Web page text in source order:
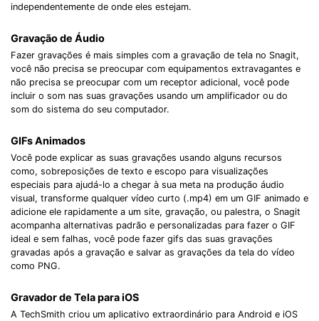
independentemente de onde eles estejam.
Gravação de Áudio
Fazer gravações é mais simples com a gravação de tela no Snagit,
você não precisa se preocupar com equipamentos extravagantes e
não precisa se preocupar com um receptor adicional, você pode
incluir o som nas suas gravações usando um amplificador ou do
som do sistema do seu computador.
GIFs Animados
Você pode explicar as suas gravações usando alguns recursos
como, sobreposições de texto e escopo para visualizações
especiais para ajudá-lo a chegar à sua meta na produção áudio
visual, transforme qualquer vídeo curto (.mp4) em um GIF animado e
adicione ele rapidamente a um site, gravação, ou palestra, o Snagit
acompanha alternativas padrão e personalizadas para fazer o GIF
ideal e sem falhas, você pode fazer gifs das suas gravações
gravadas após a gravação e salvar as gravações da tela do vídeo
como PNG.
Gravador de Tela para iOS
A TechSmith criou um aplicativo extraordinário para Android e iOS